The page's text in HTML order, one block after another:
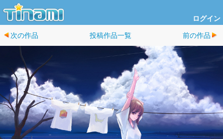
ログイン
次の作品 投稿作品一覧 前の作品